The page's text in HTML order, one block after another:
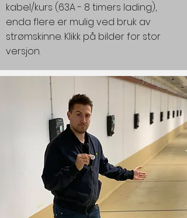
kabel/kurs (63A - 8 timers lading),
enda flere er mulig ved bruk av
strømskinne. Klikk på bilder for stor
versjon.